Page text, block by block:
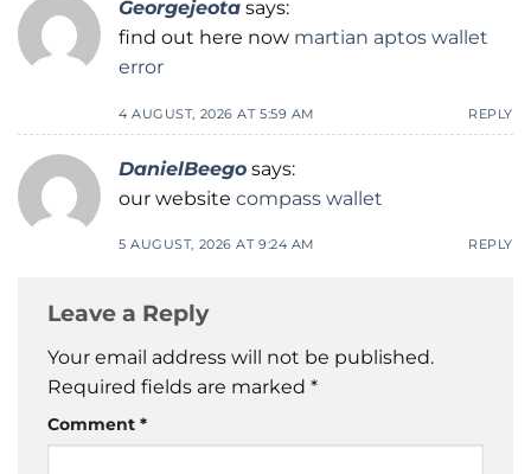
Georgejeota says:
find out here now martian aptos wallet
error
4 AUGUST, 2026 AT 5:59 AM REPLY
DanielBeego says:
our website compass wallet
5 AUGUST, 2026 AT 9:24 AM REPLY
Leave a Reply
Your email address will not be published.
Required fields are marked *
Comment *